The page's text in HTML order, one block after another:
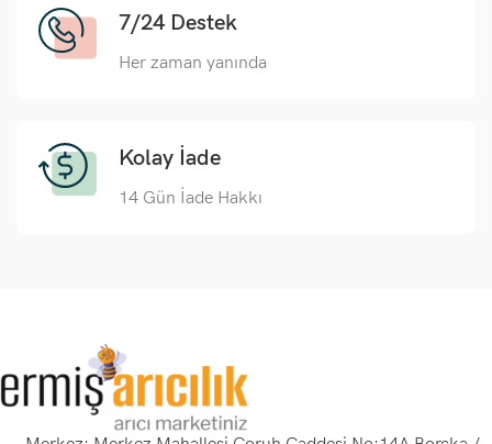
7/24 Destek
Her zaman yanında
Kolay İade
14 Gün İade Hakkı